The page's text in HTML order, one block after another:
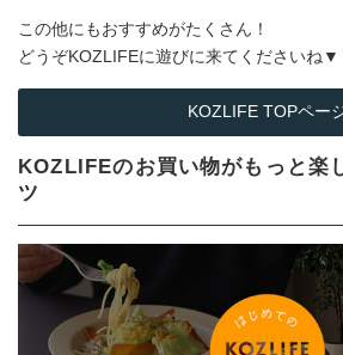
この他にもおすすめがたくさん！
どうぞKOZLIFEに遊びに来てくださいね▼
KOZLIFE TOPペー
KOZLIFEのお買い物がもっと楽
ツ